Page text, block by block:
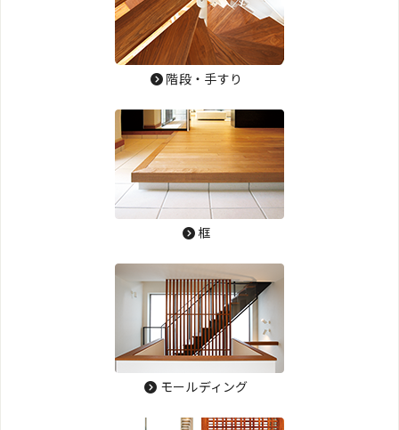
階段・手すり
框
モールディング